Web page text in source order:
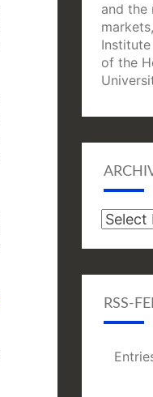
and the
of the
Archive
RSS-